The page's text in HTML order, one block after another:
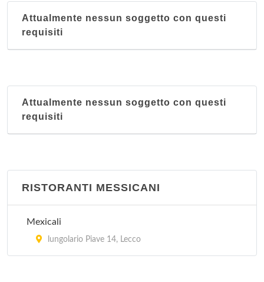
Attualmente nessun soggetto con questi
requisiti
Attualmente nessun soggetto con questi
requisiti
RISTORANTI MESSICANI
Mexicali
lungolario Piave 14, Lecco